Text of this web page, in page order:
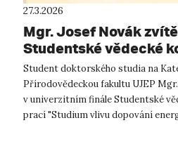
27.3.2026
Mgr. Josef Novák
Studentské vědecké
2026
Student doktorského studia na
Přírodovědeckou fakultu UJEP
v univerzitním finále Studentské
prací "Studium vlivu dopování